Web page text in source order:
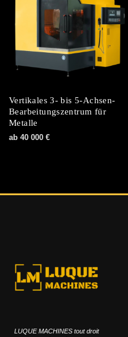
Vertikales 3- bis 5-Achsen-
Bearbeitungszentrum für
Metalle
ab 40 000 €
LUQUE MACHINES tout droit